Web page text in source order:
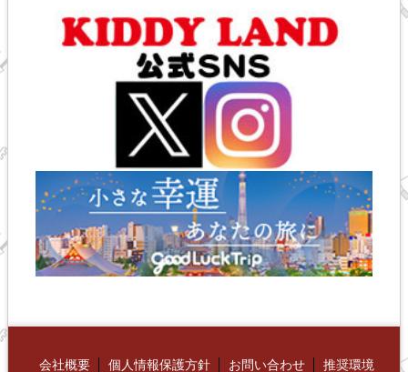
会社概要 個人情報保護方針 お問い合わせ 推奨環境